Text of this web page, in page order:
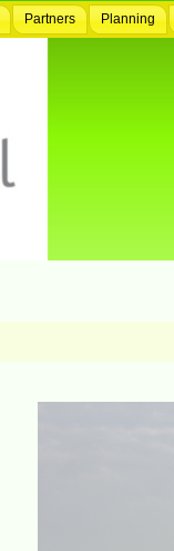
Partners Planning